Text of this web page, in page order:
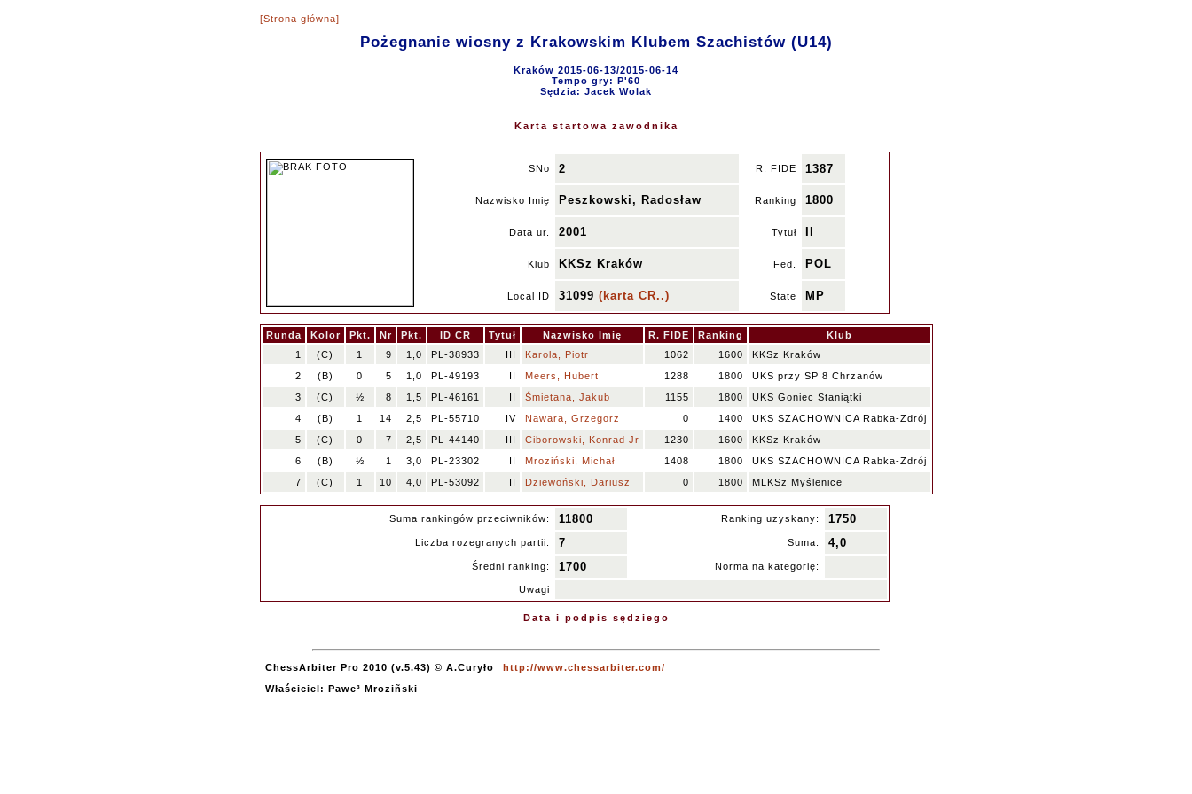
[Strona główna]
Pożegnanie wiosny z Krakowskim Klubem Szachistów (U14)
Kraków 2015-06-13/2015-06-14
Tempo gry: P'60
Sędzia: Jacek Wolak
Karta startowa zawodnika
SNo 2 R. FIDE 1387
Nazwisko Imię Peszkowski, Radosław Ranking 1800
Data ur. 2001 Tytuł
Klub KKSz Kraków Fed. POL
Local ID 31099 (karta CR..) State MP
Runda Kolor Pkt. Nr Pkt. ID CR Tytuł Nazwisko Imię R. FIDE Ranking
Klub
1
(C) 1 9 1,0 PL-38933 III Karola, Piotr 1062 1600
KKSz Kraków
2
(B) 0 5 1,0 PL-49193 II Meers, Hubert 1288 1800
UKS przy SP 8 Chrzanów
3
(C) ½ 8 1,5 PL-46161 II Śmietana, Jakub 1155 1800
UKS Goniec Staniątki
4
(B) 1 14 2,5 PL-55710 IV Nawara, Grzegorz 0 1400
UKS SZACHOWNICA Rabka-Zdrój
5
(C) 0 7 2,5 PL-44140 III Ciborowski, Konrad Jr 1230 1600
KKSz Kraków
6
(B) ½ 1 3,0 PL-23302 II Mroziński, Michał 1408 1800
UKS SZACHOWNICA Rabka-Zdrój
7
(C) 1 10 4,0 PL-53092 II Dziewoński, Dariusz 0 1800 MLKSz Myślenice
Suma rankingów przeciwników: 11800 Ranking uzyskany: 1750
Liczba rozegranych partii: 7 Suma: 4,0
Średni ranking: 1700 Norma na kategorię:
Uwagi
Data i podpis sędziego
ChessArbiter Pro 2010 (v.5.43) © A.Curyło
http://www.chessarbiter.com/
Właściciel: Pawe³ Mroziñski